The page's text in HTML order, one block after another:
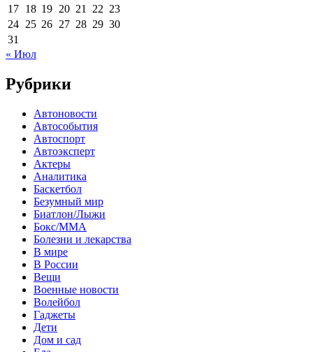
17 18 19 20 21 22 23
24 25 26 27 28 29 30
31
« Июл
Рубрики
Автоновости
Автособытия
Автоспорт
Автоэксперт
Актеры
Аналитика
Баскетбол
Безумный мир
Биатлон/Лыжи
Бокс/MMA
Болезни и лекарства
В мире
В России
Вещи
Военные новости
Волейбол
Гаджеты
Дети
Дом и сад